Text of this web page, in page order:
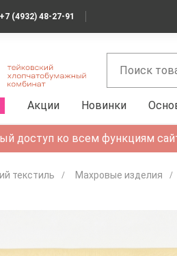
+7 (4932) 48-27-91
Акции Новинки
доступ ко всем функциям
текстиль Махровые изделия